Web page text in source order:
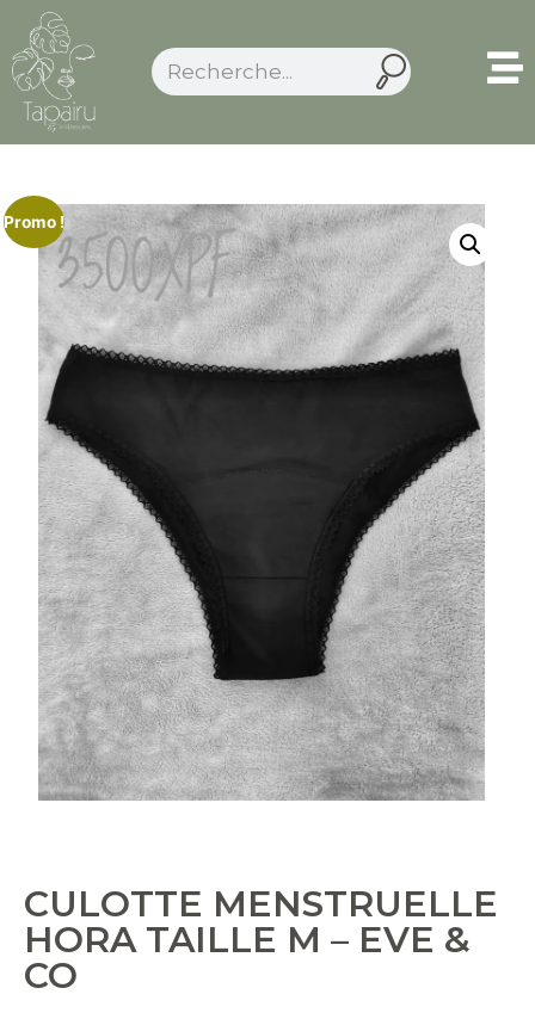
Promo !
CULOTTE MENSTRUELLE
HORA TAILLE M – EVE &
CO